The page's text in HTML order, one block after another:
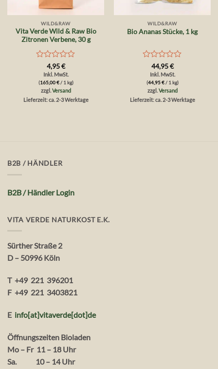
WILD&RAW
Vita Verde Wild & Raw Bio
Zitronen Verbene, 30 g
Bewertet
mit
0
von
4,95€
Inkl. MwSt.
(165,00€/ 1 kg)
zzgl.Versand
Lieferzeit: ca. 2-3 Werktage
WILD&RAW
Bio Ananas Stücke, 1 kg
Bewertet
mit
0
von
44,95€
Inkl. MwSt.
(44,95€/ 1 kg)
zzgl.Versand
Lieferzeit: ca. 2-3 Werktage
B2B / HÄNDLER
B2B / Händler Login
VITA VERDE NATURKOST E.K.
Sürther Straße 2
D – 50996 Köln
T +49 221 396201
F +49 221 3403821
E info[at]vitaverde[dot]de
Öffnungszeiten Bioladen
Mo – Fr 11 – 18 Uhr
Sa. 10 – 14 Uhr